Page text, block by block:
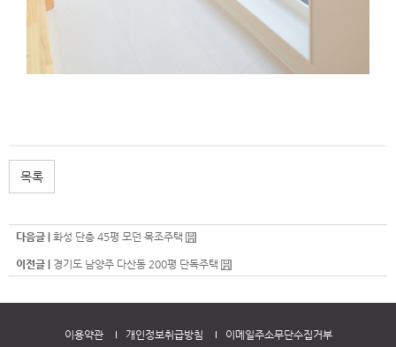
목록
다음글 | 화성 단층 45평 모던 목조주택
이전글 | 경기도 남양주 다산동 200평 단독주택
이용약관 개인정보취급방침 이메일주소무단수집거부